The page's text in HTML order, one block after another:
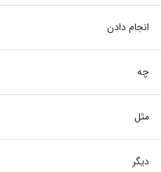
انجام دادن
چه
مثل
دیگر